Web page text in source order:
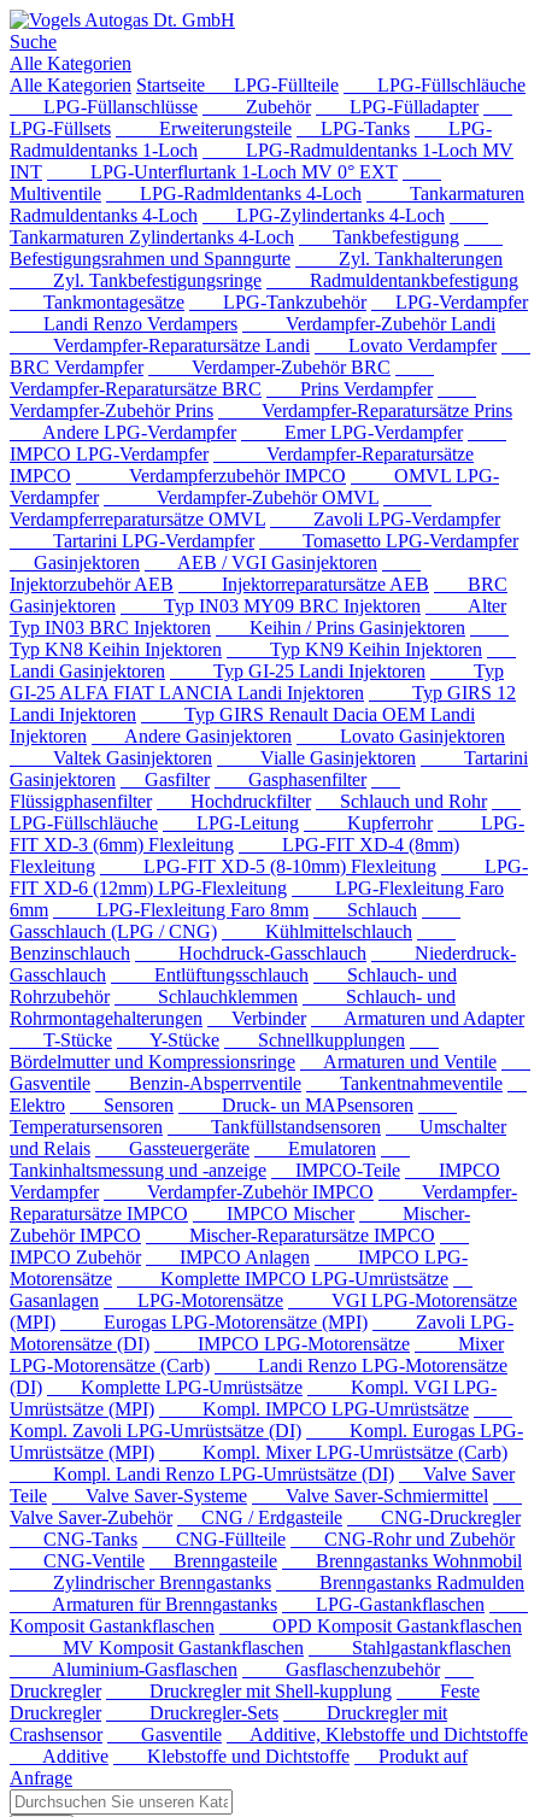
Suche
Alle Kategorien
Alle Kategorien Startseite LPG-Füllteile
LPG-Füllschläuche
LPG-Füllanschlüsse
Zubehör
LPG-Fülladapter
LPG-Füllsets
Erweiterungsteile LPG-Tanks
LPG-
Radmuldentanks 1-Loch
LPG-Radmuldentanks 1-Loch MV
INT
LPG-Unterflurtank 1-Loch MV 0° EXT
Multiventile
LPG-Radmldentanks 4-Loch
Tankarmaturen
Radmuldentanks 4-Loch
LPG-Zylindertanks 4-Loch
Tankarmaturen Zylindertanks 4-Loch
Tankbefestigung
Befestigungsrahmen und Spanngurte
Zyl. Tankhalterungen
Zyl. Tankbefestigungsringe
Radmuldentankbefestigung
Tankmontagesätze
LPG-Tankzubehör
LPG-Verdampfer
Landi Renzo Verdampers
Verdampfer-Zubehör Landi
Verdampfer-Reparatursätze Landi
Lovato Verdampfer
BRC Verdampfer
Verdamper-Zubehör BRC
Verdampfer-Reparatursätze BRC
Prins Verdampfer
Verdampfer-Zubehör Prins
Verdampfer-Reparatursätze Prins
Andere LPG-Verdampfer
Emer LPG-Verdampfer
IMPCO LPG-Verdampfer
Verdampfer-Reparatursätze
IMPCO
Verdampferzubehör IMPCO
OMVL LPG-
Verdampfer
Verdampfer-Zubehör OMVL
Verdampferreparatursätze OMVL
Zavoli LPG-Verdampfer
Tartarini LPG-Verdampfer
Tomasetto LPG-Verdampfer
Gasinjektoren
AEB / VGI Gasinjektoren
Injektorzubehör AEB
Injektorreparatursätze AEB
BRC
Gasinjektoren
Typ IN03 MY09 BRC Injektoren
Alter
Typ IN03 BRC Injektoren
Keihin / Prins Gasinjektoren
Typ KN8 Keihin Injektoren
Typ KN9 Keihin Injektoren
Landi Gasinjektoren
Typ GI-25 Landi Injektoren
Typ
GI-25 ALFA FIAT LANCIA Landi Injektoren
Typ GIRS 12
Landi Injektoren
Typ GIRS Renault Dacia OEM Landi
Injektoren
Andere Gasinjektoren
Lovato Gasinjektoren
Valtek Gasinjektoren
Vialle Gasinjektoren
Tartarini
Gasinjektoren
Gasfilter
Gasphasenfilter
Flüssigphasenfilter
Hochdruckfilter
Schlauch und Rohr
LPG-Füllschläuche
LPG-Leitung Kupferrohr
LPG-
FIT XD-3 (6mm) Flexleitung
LPG-FIT XD-4 (8mm)
Flexleitung
LPG-FIT XD-5 (8-10mm) Flexleitung
LPG-
FIT XD-6 (12mm) LPG-Flexleitung
LPG-Flexleitung Faro
6mm
LPG-Flexleitung Faro 8mm
Schlauch
Gasschlauch (LPG / CNG)
Kühlmittelschlauch
Benzinschlauch
Hochdruck-Gasschlauch
Niederdruck-
Gasschlauch
Entlüftungsschlauch
Schlauch- und
Rohrzubehör
Schlauchklemmen
Schlauch- und
Rohrmontagehalterungen
Verbinder
Armaturen und Adapter
T-Stücke
Y-Stücke
Schnellkupplungen
Bördelmutter und Kompressionsringe
Armaturen und Ventile
Gasventile
Benzin-Absperrventile
Tankentnahmeventile
Elektro
Sensoren
Druck- un MAPsensoren
Temperatursensoren
Tankfüllstandsensoren
Umschalter
und Relais
Gassteuergeräte
Emulatoren
Tankinhaltsmessung und -anzeige
IMPCO-Teile
IMPCO
Verdampfer
Verdampfer-Zubehör IMPCO
Verdampfer-
Reparatursätze IMPCO
IMPCO Mischer
Mischer-
Zubehör IMPCO
Mischer-Reparatursätze IMPCO
IMPCO Zubehör
IMPCO Anlagen
IMPCO LPG-
Motorensätze
Komplette IMPCO LPG-Umrüstsätze
Gasanlagen
LPG-Motorensätze
VGI LPG-Motorensätze
(MPI)
Eurogas LPG-Motorensätze (MPI)
Zavoli LPG-
Motorensätze (DI)
IMPCO LPG-Motorensätze
Mixer
LPG-Motorensätze (Carb)
Landi Renzo LPG-Motorensätze
(DI)
Komplette LPG-Umrüstsätze
Kompl. VGI LPG-
Umrüstsätze (MPI)
Kompl. IMPCO LPG-Umrüstsätze
Kompl. Zavoli LPG-Umrüstsätze (DI)
Kompl. Eurogas LPG-
Umrüstsätze (MPI)
Kompl. Mixer LPG-Umrüstsätze (Carb)
Kompl. Landi Renzo LPG-Umrüstsätze (DI)
Valve Saver
Teile
Valve Saver-Systeme
Valve Saver-Schmiermittel
Valve Saver-Zubehör
CNG / Erdgasteile
CNG-Druckregler
CNG-Tanks
CNG-Füllteile
CNG-Rohr und Zubehör
CNG-Ventile
Brenngasteile
Brenngastanks Wohnmobil
Zylindrischer Brenngastanks
Brenngastanks Radmulden
Armaturen für Brenngastanks
LPG-Gastankflaschen
Komposit Gastankflaschen
OPD Komposit Gastankflaschen
MV Komposit Gastankflaschen
Stahlgastankflaschen
Aluminium-Gasflaschen
Gasflaschenzubehör
Druckregler
Druckregler mit Shell-kupplung
Feste
Druckregler
Druckregler-Sets
Druckregler mit
Crashsensor
Gasventile
Additive, Klebstoffe und Dichtstoffe
Additive
Klebstoffe und Dichtstoffe
Produkt auf
Anfrage